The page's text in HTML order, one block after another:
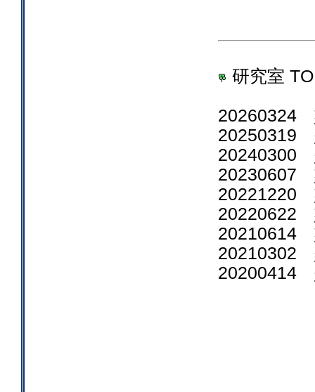
研究室
20260324
20250319
20240300
20230607
20221220
20220622
20210614
20210302
20200414